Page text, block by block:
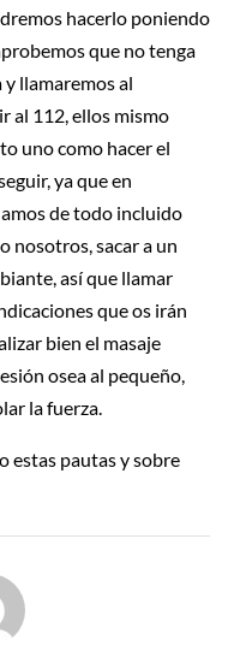
hacerlo poniendo
que no tenga
llamaremos al
al 112, ellos mismo
uno como hacer el
ya que en
de todo incluido
nosotros, sacar a un
así que llamar
que os irán
bien el masaje
osea al pequeño,
la fuerza.
estas pautas y sobre